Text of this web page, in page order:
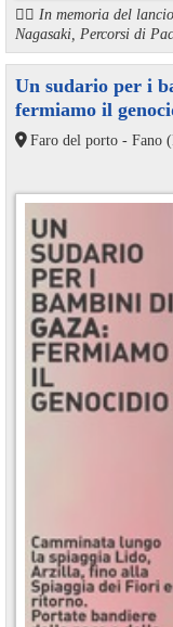
🏳️‍🌈 In memoria del
Nagasaki, Percorsi di
Un sudario per i
fermiamo il
Faro del porto - Fano